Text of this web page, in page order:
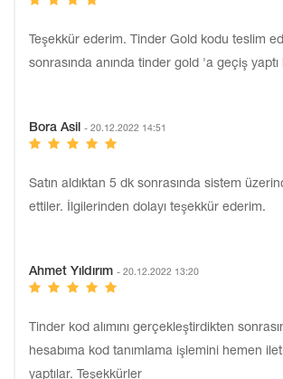
Teşekkür ederim. Tinder Gold kodu teslim
sonrasında anında tinder gold 'a geçiş yaptı
Bora Asil - 20.12.2022 14:51
Satın aldıktan 5 dk sonrasında sistem
ettiler. İlgilerinden dolayı teşekkür ederim.
Ahmet Yıldırım - 20.12.2022 13:20
Tinder kod alımını gerçekleştirdikten
hesabıma kod tanımlama işlemini hemen
yaptılar. Teşekkürler